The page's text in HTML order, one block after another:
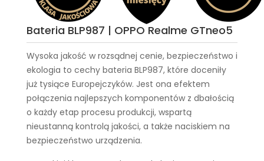
Bateria BLP987 | OPPO Realme GTneo5
Wysoka jakość w rozsądnej cenie, bezpieczeństwo i
ekologia to cechy bateria BLP987, które doceniły
już tysiące Europejczyków. Jest ona efektem
połączenia najlepszych komponentów z dbałością
o każdy etap procesu produkcji, wspartą
nieustanną kontrolą jakości, a także naciskiem na
bezpieczeństwo urządzenia.